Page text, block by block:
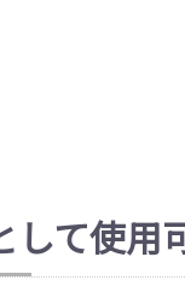
て使用